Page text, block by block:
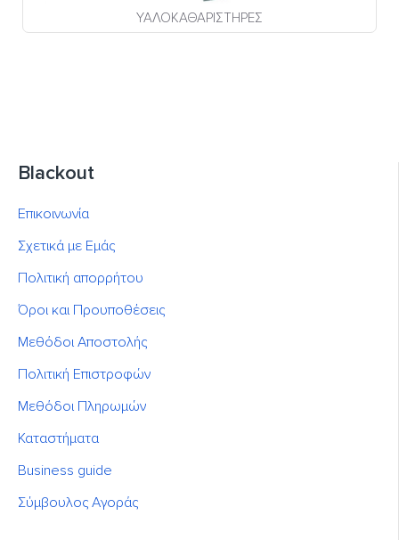
ΥΑΛΟΚΑΘΑΡΙΣΤΗΡΕΣ
Blackout
Επικοινωνία
Σχετικά με Εμάς
Πολιτική απορρήτου
Όροι και Προυποθέσεις
Μεθόδοι Αποστολής
Πολιτική Επιστροφών
Μεθόδοι Πληρωμών
Καταστήματα
Business guide
Σύμβουλος Αγοράς